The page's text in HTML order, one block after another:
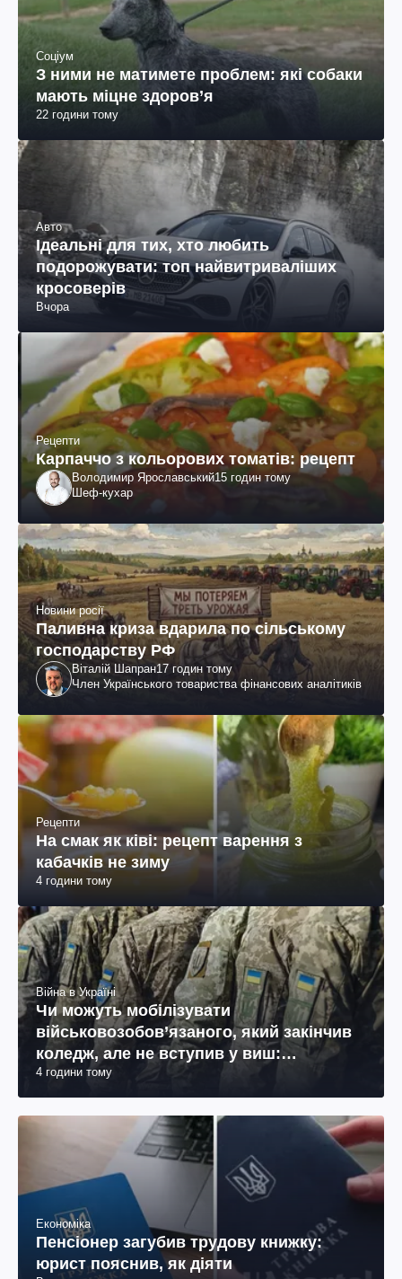
Соціум
З ними не матимете проблем: які собаки
мають міцне здоров’я
22 години тому
Авто
Ідеальні для тих, хто любить
подорожувати: топ найвитриваліших
кросоверів
Вчора
Рецепти
Карпаччо з кольорових томатів: рецепт
Володимир Ярославський15 годин тому
Шеф-кухар
Новини росії
Паливна криза вдарила по сільському
господарству РФ
Віталій Шапран17 годин тому
Член Українського товариства фінансових аналітиків
Рецепти
На смак як ківі: рецепт варення з
кабачків не зиму
4 години тому
Війна в Україні
Чи можуть мобілізувати
військовозобов’язаного, який закінчив
коледж, але не вступив у виш:
пояснення юриста
4 години тому
Економіка
Пенсіонер загубив трудову книжку:
юрист пояснив, як діяти